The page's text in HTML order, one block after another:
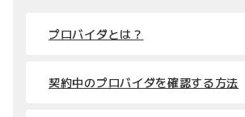
プロバイダとは？
契約中のプロバイダを確認する方法